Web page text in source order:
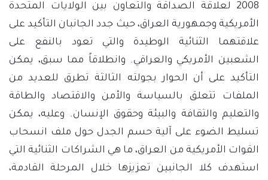
2008 لعلاقة الصداقة والتعاون بين الولايات المتحدة
الأمريكية وجمهورية العراق، حيث جدد الجانبان التأكيد على
علاقتهما الثنائية الوطيدة والتي تعود بالنفع على
الشعبين الأمريكي والعراقي. وانطلاقاً مما سبق، يمكن
التأكيد على أن الحوار بجولته الثالثة تطرق للعديد من
الملفات تتعلق بالسياسة والأمن والاقتصاد والطاقة
والتعليم والثقافة والبيئة وحقوق الإنسان. وعليه، يمكن
تسليط الضوء على آلية حسم الجدل حول ملف انسحاب
القوات الأمريكية من العراق، ما هي الشراكات الثنائية التي
استهدف كلا الجانبين تعزيزها خلال المرحلة القادمة،